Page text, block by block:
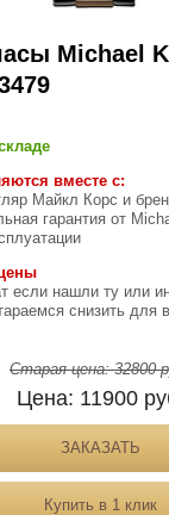
Michael
вместе с:
Майкл Корс и
гарантия от
если нашли ту или
снизить для
Старая цена:32800
Цена: 11900
ЗАКАЗАТЬ
Купить в 1 клик